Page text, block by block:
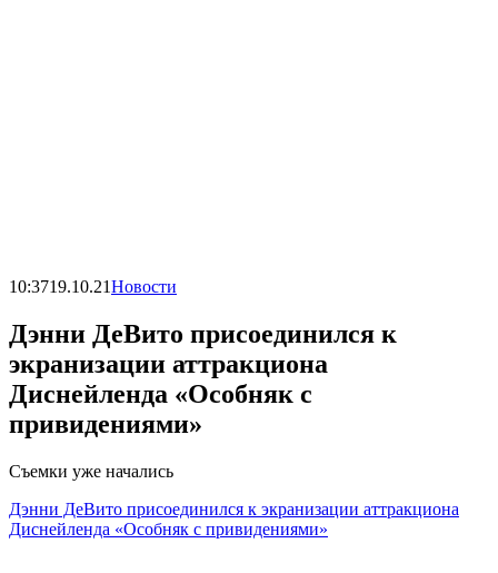
10:3719.10.21Новости
Дэнни ДеВито присоединился к
экранизации аттракциона
Диснейленда «Особняк с
привидениями»
Съемки уже начались
Дэнни ДеВито присоединился к экранизации аттракциона
Диснейленда «Особняк с привидениями»